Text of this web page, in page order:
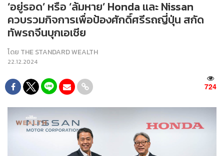
‘อยู่รอด’ หรือ ‘ล้มหาย’ Honda และ Nissan
ควบรวมกิจการเพื่อป้องศักดิ์ศรีรถญี่ปุ่น สกัด
ทัพรถจีนบุกเอเชีย
โดย THE STANDARD WEALTH
22.12.2024
724